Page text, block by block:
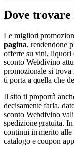
Dove
Le migliori
pagina, rendendone
offerte su vini, liquori
sconto Webdivino
promozionale si trova
ti porta a quella che
Il sito ti proporrà
decisamente farla,
sconto Webdivino
spedizione gratuita.
continui in merito alle
catalogo e coupon